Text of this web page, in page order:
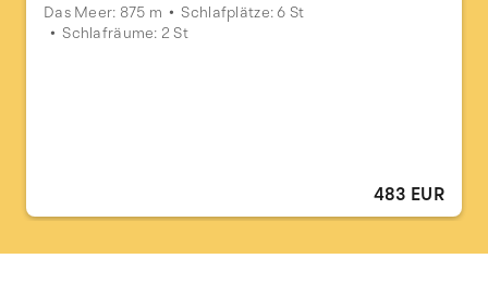
Das Meer: 875 m
Schlafplätze: 6 St
Schlafräume: 2 St
483 EUR